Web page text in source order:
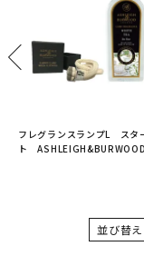
フレグランスランプL スタ
ト
並び替え